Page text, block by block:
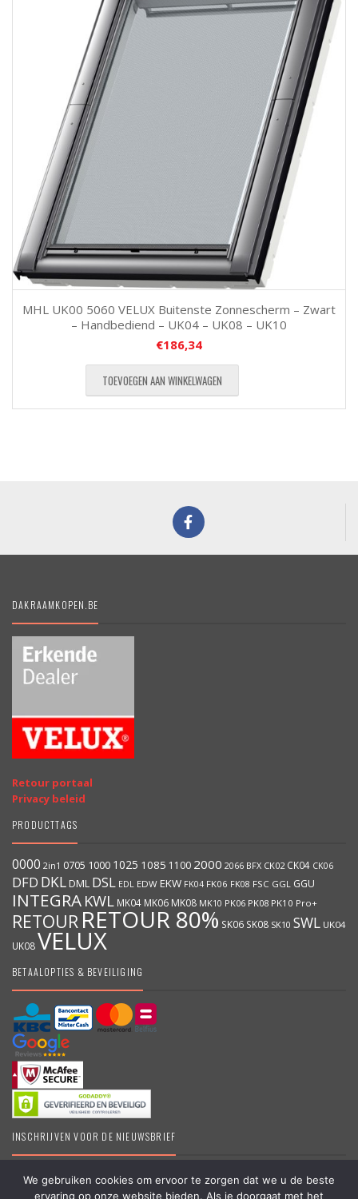
MHL UK00 5060 VELUX Buitenste Zonnescherm – Zwart
– Handbediend – UK04 – UK08 – UK10
€186,34
TOEVOEGEN AAN WINKELWAGEN
DAKRAAMKOPEN.BE
Retour portaal
Privacy beleid
PRODUCTTAGS
0000 2in1 0705 1000 1025 1085 1100 2000 2066 BFX CK02 CK04 CK06
DFD DKL DML DSL EDL EDW EKW FK04 FK06 FK08 FSC GGL GGU
INTEGRA KWL MK04 MK06 MK08 MK10 PK06 PK08 PK10 Pro+
RETOUR RETOUR 80% SK06 SK08 SK10 SWL UK04
UK08VELUX
BETAALOPTIES & BEVEILIGING
INSCHRIJVEN VOOR DE NIEUWSBRIEF
We gebruiken cookies om ervoor te zorgen dat we u de beste
ervaring op onze website bieden. Als je doorgaat met het